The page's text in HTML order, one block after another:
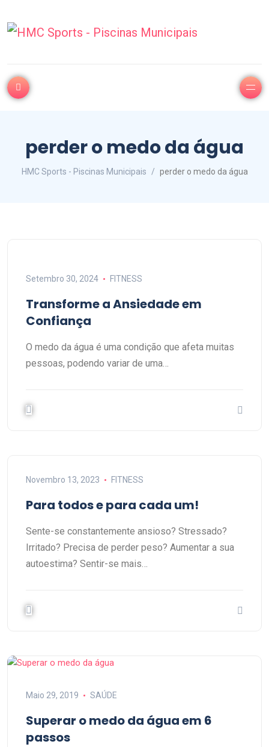
perder o medo da água
HMC Sports - Piscinas Municipais perder o medo da água
Setembro 30, 2024 FITNESS
Transforme a Ansiedade em
Confiança
O medo da água é uma condição que afeta muitas
pessoas, podendo variar de uma…
Novembro 13, 2023 FITNESS
Para todos e para cada um!
Sente-se constantemente ansioso? Stressado?
Irritado? Precisa de perder peso? Aumentar a sua
autoestima? Sentir-se mais…
Maio 29, 2019 SAÚDE
Superar o medo da água em 6
passos